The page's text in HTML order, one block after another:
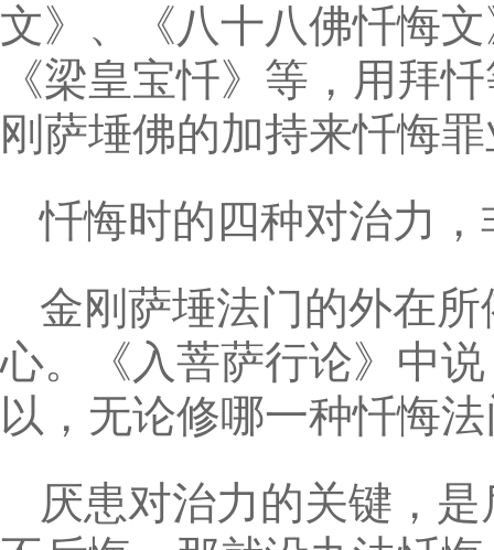
文》、《八十八佛忏悔
《梁皇宝忏》等，用拜
刚萨埵佛的加持来忏悔
忏悔时的四种对治力
金刚萨埵法门的外在
心。《入菩萨行论》中
以，无论修哪一种忏悔
厌患对治力的关键，